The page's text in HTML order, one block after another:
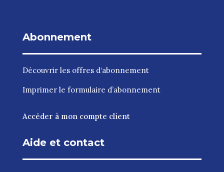
Abonnement
Découvrir les offres d‘abonnement
Imprimer le formulaire d’abonnement
Accéder à mon compte client
Aide et contact